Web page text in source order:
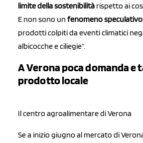
limite della sostenibilità rispetto ai
E non sono un fenomeno speculativo
prodotti colpiti da eventi climatici
albicocche e ciliegie”.
A Verona poca domanda e
prodotto locale
Il centro agroalimentare di Verona
Se a inizio giugno al mercato di